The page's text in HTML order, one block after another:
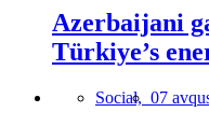
Azerbaijani
Türkiye’s
Social, 07